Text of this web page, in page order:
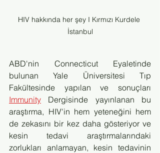
HIV hakkında her şey I Kırmızı Kurdele
İstanbul
ABD'nin Connecticut Eyaletinde
bulunan Yale Üniversitesi Tıp
Immunity Dergisinde yayınlanan bu
araştırma, HIV'in hem yeteneğini hem
de zekasını bir kez daha gösteriyor ve
kesin tedavi araştırmalarındaki
zorlukları anlamayan, kesin tedavinin